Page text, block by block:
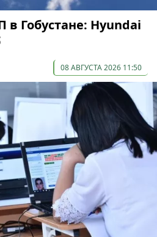
Гобустане: Hyundai
08 АВГУСТА 2026 11:50